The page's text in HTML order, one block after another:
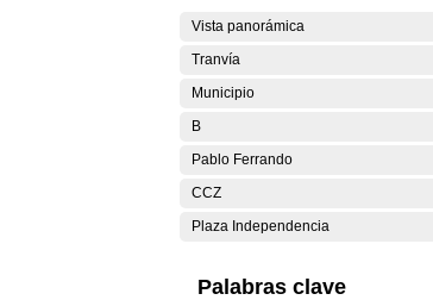
Vista panorámica
Tranvía
Municipio
B
Pablo Ferrando
CCZ
Plaza Independencia
Palabras clave